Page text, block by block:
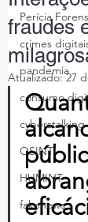
Perícia
crimes
pandemia
consumo
cyberstalking
OSINT
HUMINT
fakenews
fraudes
Atualizado:27